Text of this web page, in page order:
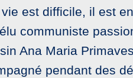
est difficile, il est
communiste
Ana Maria
pendant des